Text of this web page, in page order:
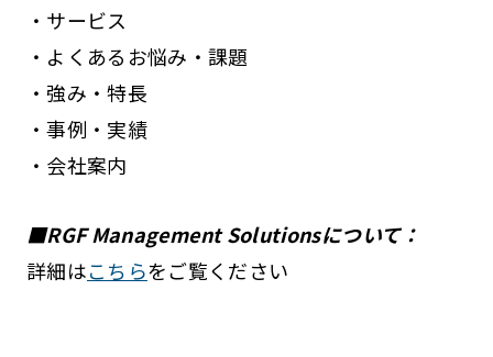
・サービス
・よくあるお悩み・課題
・強み・特長
・事例・実績
・会社案内
■RGF Management Solutionsについて：
詳細はこちらをご覧ください